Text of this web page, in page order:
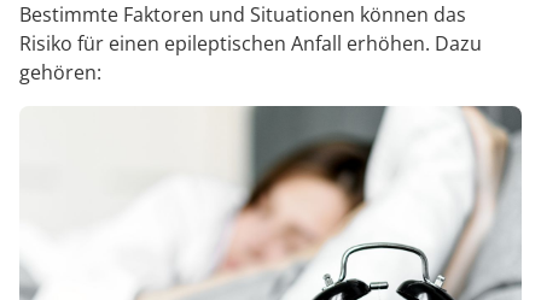
Bestimmte Faktoren und Situationen können das
Risiko für einen epileptischen Anfall erhöhen. Dazu
gehören: